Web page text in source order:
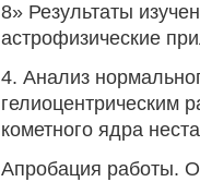
8» Результаты
астрофизические
4. Анализ
гелиоцентрическим
кометного ядра
Апробация работы.